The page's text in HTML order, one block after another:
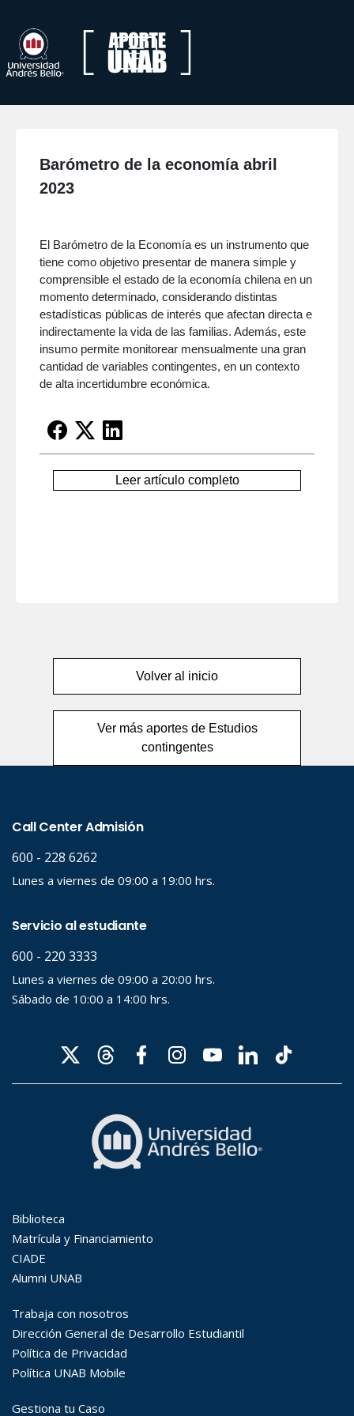
Barómetro de la economía abril
2023
El Barómetro de la Economía es un instrumento que
tiene como objetivo presentar de manera simple y
comprensible el estado de la economía chilena en un
momento determinado, considerando distintas
estadísticas públicas de interés que afectan directa e
indirectamente la vida de las familias. Además, este
insumo permite monitorear mensualmente una gran
cantidad de variables contingentes, en un contexto
de alta incertidumbre económica.
Leer artículo completo
Volver al inicio
Ver más aportes de Estudios
contingentes